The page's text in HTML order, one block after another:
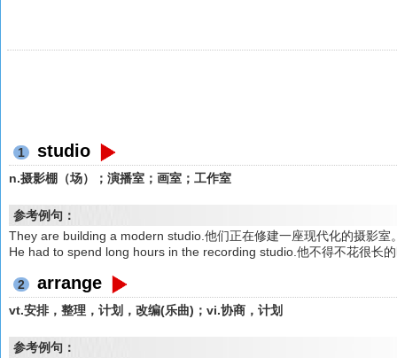
1 studio
n.摄影棚（场）；演播室；画室；工作室
参考例句：
They are building a modern studio.他们正在修建一座现代化的摄影室
He had to spend long hours in the recording studio.他不得不花很长
2 arrange
vt.安排，整理，计划，改编(乐曲)；vi.协商，计划
参考例句：